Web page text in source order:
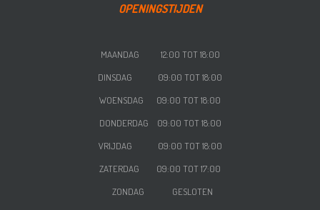
OPENINGSTIJDEN
MAANDAG 12:00 TOT 18:00
DINSDAG 09:00 TOT 18:00
WOENSDAG 09:00 TOT 18:00
DONDERDAG 09:00 TOT 18:00
VRIJDAG
09:00 TOT 18:00
ZATERDAG 09:00 TOT 17:00
ZONDAG GESLOTEN